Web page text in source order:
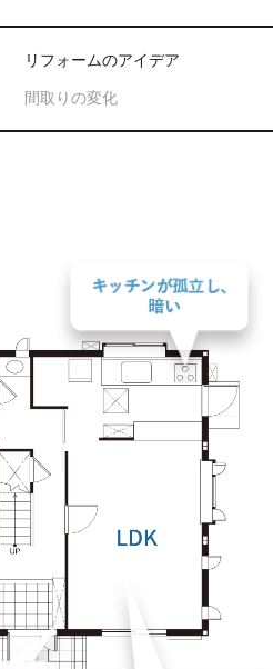
リフォームのアイデア
間取りの変化